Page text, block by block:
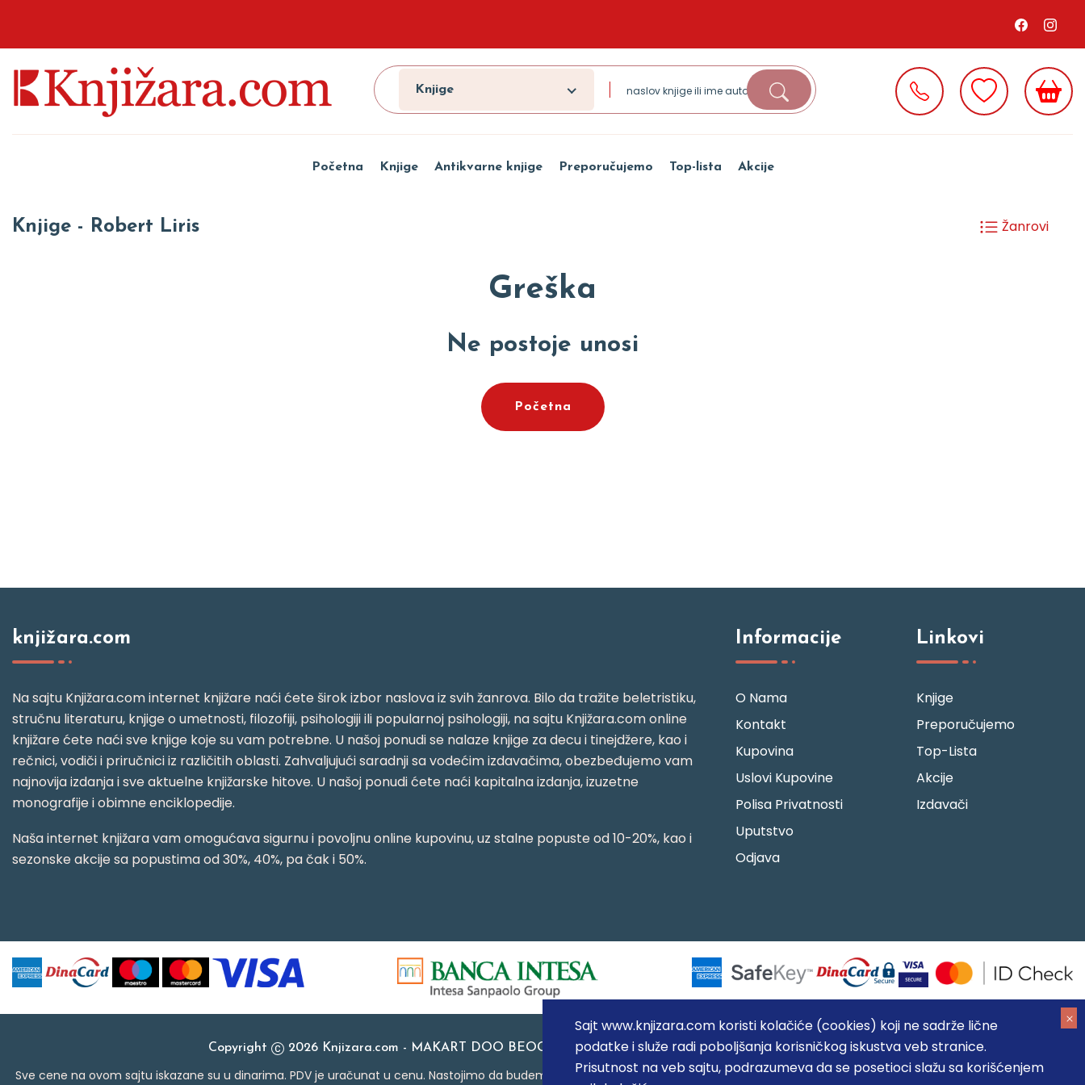
Sajt www.knjizara.com koristi kolačiće (cookies) koji ne sadrže lične
podatke i služe radi poboljšanja korisničkog iskustva veb stranice.
Prisutnost na veb sajtu, podrazumeva da se posetioci slažu sa korišćenjem
Knjige
Početna Knjige Antikvarne knjige Preporučujemo Top-lista Akcije
Knjige - Robert Liris Žanrovi
Greška
Ne postoje unosi
Početna
knjižara.com
Na sajtu Knjižara.com internet knjižare naći ćete širok izbor naslova iz svih žanrova. Bilo da tražite beletristiku,
stručnu literaturu, knjige o umetnosti, filozofiji, psihologiji ili popularnoj psihologiji, na sajtu Knjižara.com online
knjižare ćete naći sve knjige koje su vam potrebne. U našoj ponudi se nalaze knjige za decu i tinejdžere, kao i
rečnici, vodiči i priručnici iz različitih oblasti. Zahvaljujući saradnji sa vodećim izdavačima, obezbeđujemo vam
najnovija izdanja i sve aktuelne knjižarske hitove. U našoj ponudi ćete naći kapitalna izdanja, izuzetne
monografije i obimne enciklopedije.
Naša internet knjižara vam omogućava sigurnu i povoljnu online kupovinu, uz stalne popuste od 10-20%, kao i
sezonske akcije sa popustima od 30%, 40%, pa čak i 50%.
Informacije
O Nama
Kontakt
Kupovina
Uslovi Kupovine
Polisa Privatnosti
Uputstvo
Odjava
Linkovi
Knjige
Preporučujemo
Top-Lista
Akcije
Izdavači
Copyright 2026 Knjizara.com - MAKART DOO BEOGRAD (NOVI BEOGRAD), PIB: 105184104, MB: 20337524
Sve cene na ovom sajtu iskazane su u dinarima. PDV je uračunat u cenu. Nastojimo da budemo što precizniji u opisu proizvoda, prikazu slika i samih cena, ali ne možemo garantovati da su